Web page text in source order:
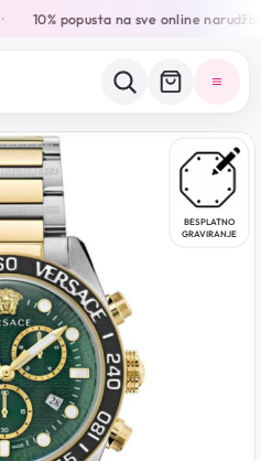
10% popusta na sve online narudžbe
BESPLATNO
GRAVIRANJE